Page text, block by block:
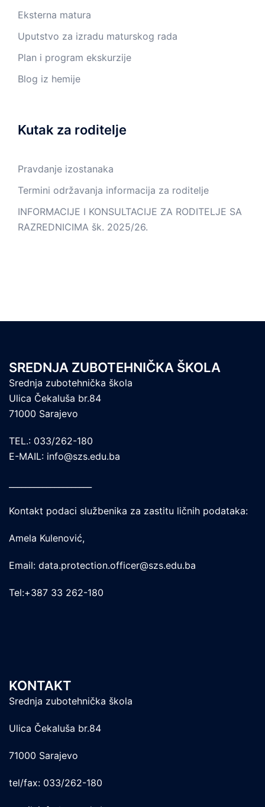
Eksterna matura
Uputstvo za izradu maturskog rada
Plan i program ekskurzije
Blog iz hemije
Kutak za roditelje
Pravdanje izostanaka
Termini održavanja informacija za roditelje
INFORMACIJE I KONSULTACIJE ZA RODITELJE SA
RAZREDNICIMA šk. 2025/26.
SREDNJA ZUBOTEHNIČKA ŠKOLA
Srednja zubotehnička škola
Ulica Čekaluša br.84
71000 Sarajevo
TEL.: 033/262-180
E-MAIL: info@szs.edu.ba
Kontakt podaci službenika za zastitu ličnih podataka:
Amela Kulenović,
Email: data.protection.officer@szs.edu.ba
Tel:+387 33 262-180
KONTAKT
Srednja zubotehnička škola
Ulica Čekaluša br.84
71000 Sarajevo
tel/fax: 033/262-180